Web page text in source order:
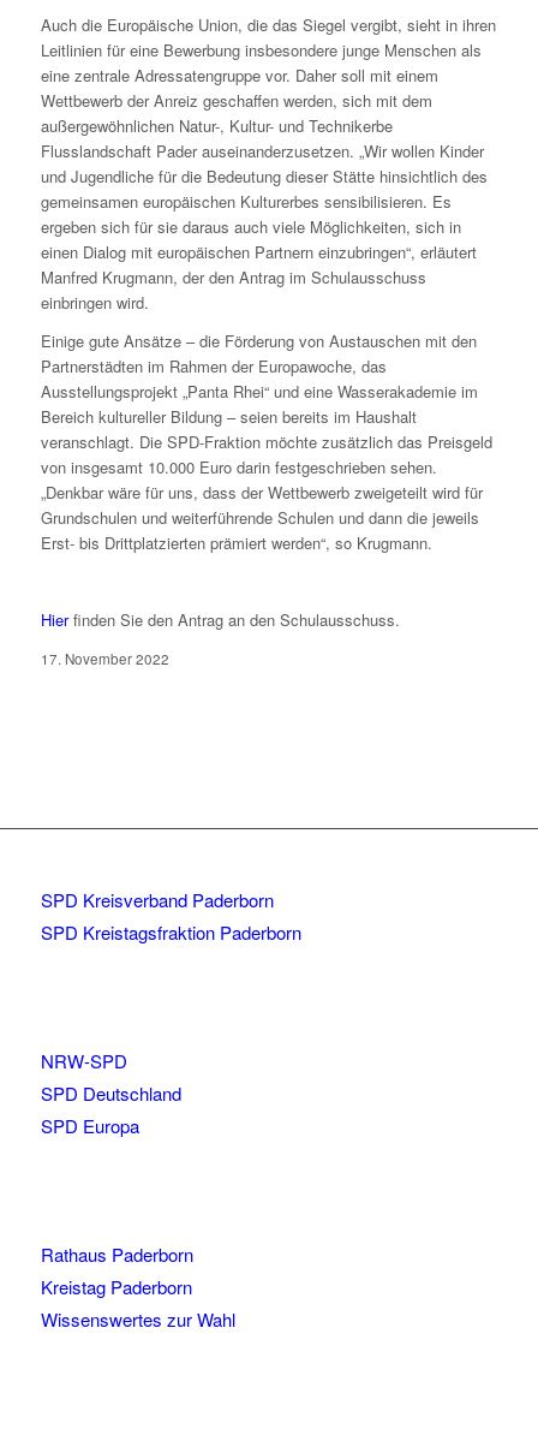
Auch die Europäische Union, die das Siegel vergibt, sieht in ihren
Leitlinien für eine Bewerbung insbesondere junge Menschen als
eine zentrale Adressatengruppe vor. Daher soll mit einem
Wettbewerb der Anreiz geschaffen werden, sich mit dem
außergewöhnlichen Natur-, Kultur- und Technikerbe
Flusslandschaft Pader auseinanderzusetzen. „Wir wollen Kinder
und Jugendliche für die Bedeutung dieser Stätte hinsichtlich des
gemeinsamen europäischen Kulturerbes sensibilisieren. Es
ergeben sich für sie daraus auch viele Möglichkeiten, sich in
einen Dialog mit europäischen Partnern einzubringen“, erläutert
Manfred Krugmann, der den Antrag im Schulausschuss
einbringen wird.
Einige gute Ansätze – die Förderung von Austauschen mit den
Partnerstädten im Rahmen der Europawoche, das
Ausstellungsprojekt „Panta Rhei“ und eine Wasserakademie im
Bereich kultureller Bildung – seien bereits im Haushalt
veranschlagt. Die SPD-Fraktion möchte zusätzlich das Preisgeld
von insgesamt 10.000 Euro darin festgeschrieben sehen.
„Denkbar wäre für uns, dass der Wettbewerb zweigeteilt wird für
Grundschulen und weiterführende Schulen und dann die jeweils
Erst- bis Drittplatzierten prämiert werden“, so Krugmann.
Hierfinden Sie den Antrag an den Schulausschuss.
17. November 2022
SPD Kreisverband Paderborn
SPD Kreistagsfraktion Paderborn
NRW-SPD
SPD Deutschland
SPD Europa
Rathaus Paderborn
Kreistag Paderborn
Wissenswertes zur Wahl